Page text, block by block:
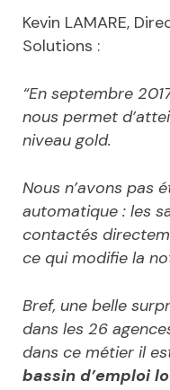
Kevin LAMARE,
Solutions :
“En septembre
nous permet
niveau gold.
Nous n’avons pas
automatique : les
contactés
ce qui modifie la
Bref, une belle
dans les 26
dans ce métier il
bassin d’emploi